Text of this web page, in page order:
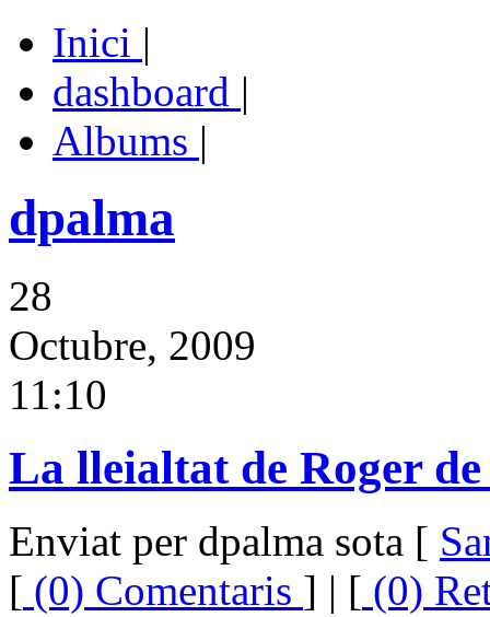
Inici |
dashboard |
Albums |
dpalma
28
Octubre, 2009
11:10
La lleialtat de Roger
Enviat per dpalma sota [
[ (0) Comentaris ] | [ (0)